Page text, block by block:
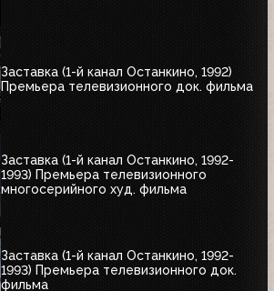
Заставка (1-й канал Останкино, 1992)
Премьера телевизионного док. фильма
Заставка (1-й канал Останкино, 1992-
1993) Премьера телевизионного
многосерийного худ. фильма
Заставка (1-й канал Останкино, 1992-
1993) Премьера телевизионного док.
фильма